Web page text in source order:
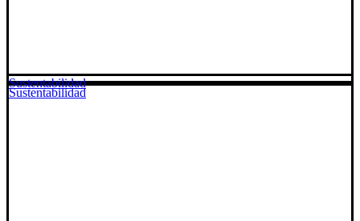
Sustentabilidad
Sustentabilidad